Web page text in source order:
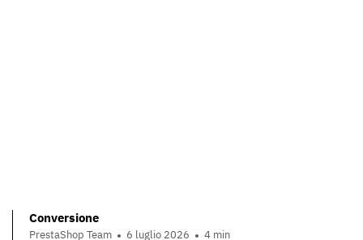
Conversione
PrestaShop Team 6 luglio 2026 4 min